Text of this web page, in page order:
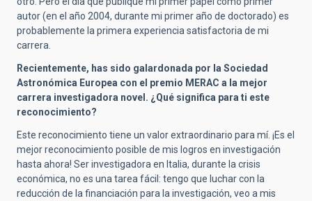
autor (en el año 2004, durante mi primer año de doctorado) es
probablemente la primera experiencia satisfactoria de mi
carrera.
Recientemente, has sido galardonada por la Sociedad
Astronómica Europea con el premio MERAC a la mejor
carrera investigadora novel. ¿Qué significa para ti este
reconocimiento?
Este reconocimiento tiene un valor extraordinario para mí. ¡Es el
mejor reconocimiento posible de mis logros en investigación
hasta ahora! Ser investigadora en Italia, durante la crisis
económica, no es una tarea fácil: tengo que luchar con la
reducción de la financiación para la investigación, veo a mis